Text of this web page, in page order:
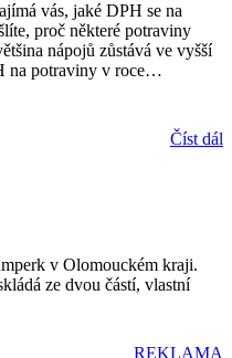
vás, jaké DPH se na
proč některé potraviny
nápojů zůstává ve vyšší
na potraviny v roce…
Číst dál
v Olomouckém kraji.
ze dvou částí, vlastní
REKLAMA